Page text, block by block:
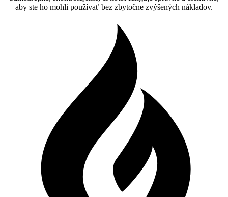
aby ste ho mohli používať bez zbytočne zvýšených nákladov.